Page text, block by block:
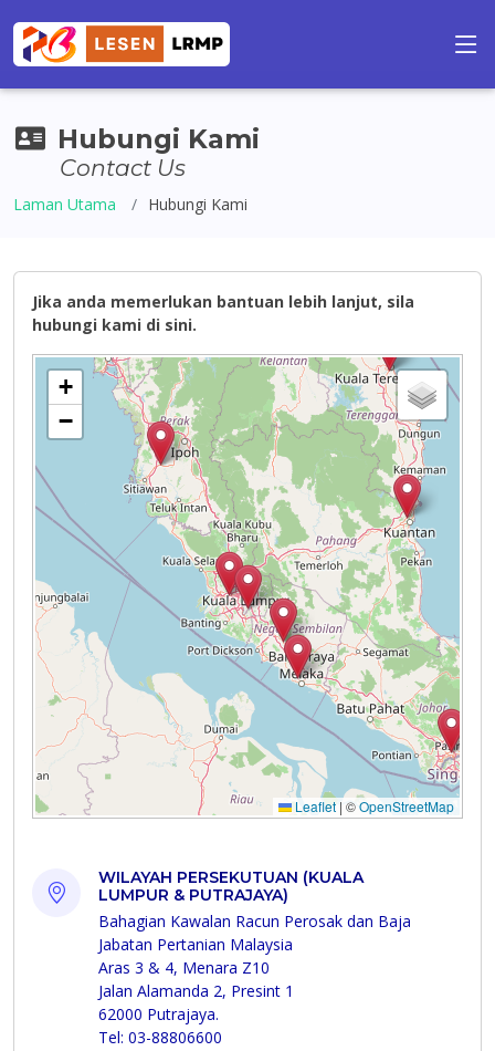
Hubungi Kami
Contact Us
Laman Utama Hubungi Kami
Jika anda memerlukan bantuan lebih lanjut, sila
hubungi kami di sini.
WILAYAH PERSEKUTUAN (KUALA
LUMPUR & PUTRAJAYA)
Bahagian Kawalan Racun Perosak dan Baja
Jabatan Pertanian Malaysia
Aras 3 & 4, Menara Z10
Jalan Alamanda 2, Presint 1
62000 Putrajaya.
Tel: 03-88806600